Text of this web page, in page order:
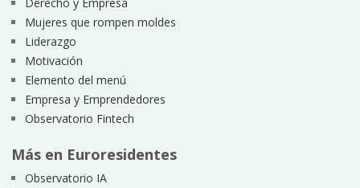
Mujeres que rompen moldes
Liderazgo
Motivación
Elemento del menú
Empresa y Emprendedores
Observatorio Fintech
Más en Euroresidentes
Observatorio IA